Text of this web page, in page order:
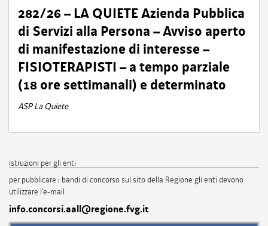
282/26 – LA QUIETE Azienda Pubblica
di Servizi alla Persona – Avviso aperto
di manifestazione di interesse –
FISIOTERAPISTI – a tempo parziale
(18 ore settimanali) e determinato
ASP La Quiete
istruzioni per gli enti
per pubblicare i bandi di concorso sul sito della Regione gli enti devono
utilizzare l'e-mail
info.concorsi.aall@regione.fvg.it